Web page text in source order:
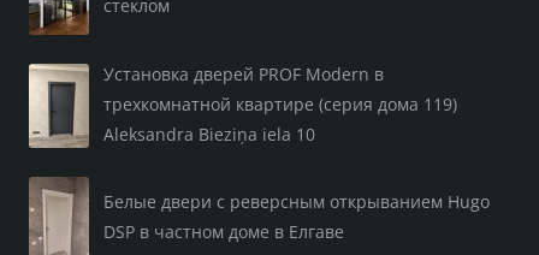
стеклом
Установка дверей PROF Modern в
трехкомнатной квартире (серия дома 119)
Aleksandra Bieziņa iela 10
Белые двери с реверсным открыванием Hugo
DSP в частном доме в Елгаве